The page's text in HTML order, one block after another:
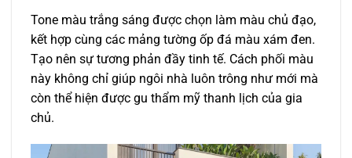
Tone màu trắng sáng được chọn làm màu chủ đạo,
kết hợp cùng các mảng tường ốp đá màu xám đen.
Tạo nên sự tương phản đầy tinh tế. Cách phối màu
này không chỉ giúp ngôi nhà luôn trông như mới mà
còn thể hiện được gu thẩm mỹ thanh lịch của gia
chủ.